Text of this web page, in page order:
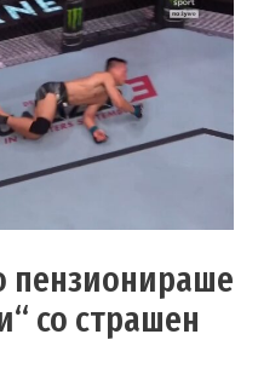
пензионираше
со страшен